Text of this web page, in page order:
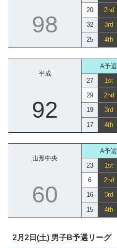
98
20 2nd
32 3rd
25 4th
平成
A予選
27
1st
92
29 2nd
19 3rd
17 4th
山形中央
A予選
23
1st
60
6 2nd
16 3rd
15 4th
2月2日(土) 男子B予選リーグ